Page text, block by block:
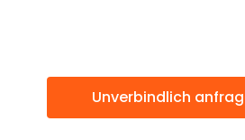
Unverbindlich